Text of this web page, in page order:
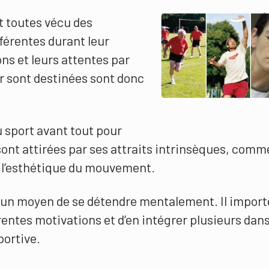
toutes vécu des
durant leur
et leurs attentes par
destinées sont donc
sport avant tout pour
attirées par ses attraits intrinsèques,
du mouvement.
moyen de se détendre mentalement. Il
motivations et d’en intégrer plusieurs